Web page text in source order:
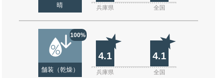
晴 兵庫県 全国
100%
舗装（乾燥）
4.1 4.1
兵庫県 全国